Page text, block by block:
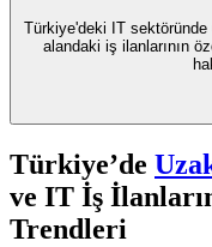
Türkiye'deki IT sektöründe
alandaki iş ilanlarının
Türkiye’de
ve IT İş
Trendleri